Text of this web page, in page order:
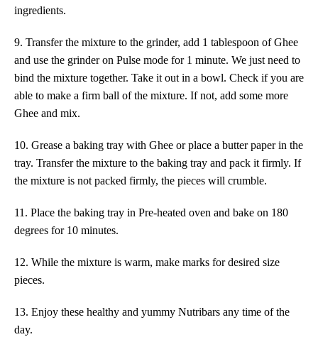
ingredients.
9. Transfer the mixture to the grinder, add 1 tablespoon of Ghee
and use the grinder on Pulse mode for 1 minute. We just need to
bind the mixture together. Take it out in a bowl. Check if you are
able to make a firm ball of the mixture. If not, add some more
Ghee and mix.
10. Grease a baking tray with Ghee orplace a butter paper in the
tray. Transfer the mixture to the baking tray and pack it firmly. If
the mixture is not packed firmly, the pieces will crumble.
11. Place the baking tray in Pre-heated oven and bake on 180
degrees for 10 minutes.
12. While the mixture is warm, make marks fordesired size
pieces.
13. Enjoy these healthy and yummy Nutribars any time of the
day.